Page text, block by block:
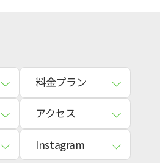
料金プラン
アクセス
Instagram